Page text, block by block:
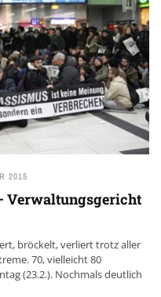
2015
Verwaltungsgericht
bröckelt, verliert trotz aller
70, vielleicht 80
(23.2.). Nochmals deutlich